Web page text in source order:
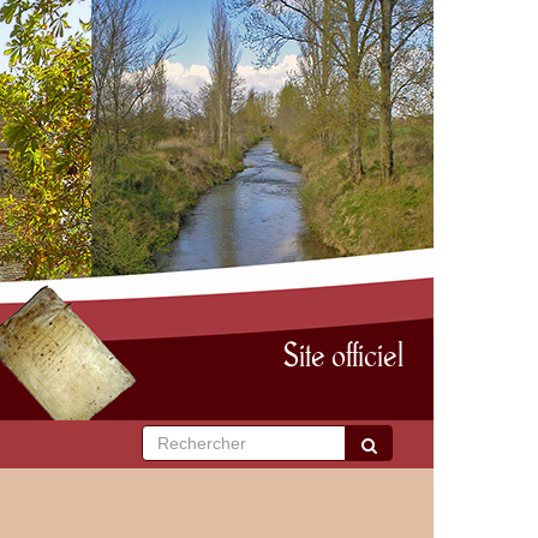
Site officiel